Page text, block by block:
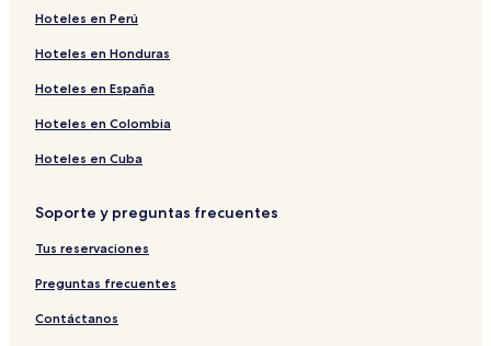
Casas de huéspedes en Playa Akrotiri
Hoteles cerca de Parque Acuático Tsilivi
Hoteles de playa en Limni Keri
Hoteles con estacionamiento en Limni Keri
Hoteles cerca de Playa Keri
Hoteles 4 estrellas en Playa Agios Sostis
Hoteles familiares en Zante
Hoteles con estacionamiento cerca de Playa Plaka
Hoteles en Kalamaki
Hoteles en Perú
Hoteles en Honduras
Hoteles en España
Hoteles en Colombia
Hoteles en Cuba
Soporte y preguntas frecuentes
Tus reservaciones
Preguntas frecuentes
Contáctanos